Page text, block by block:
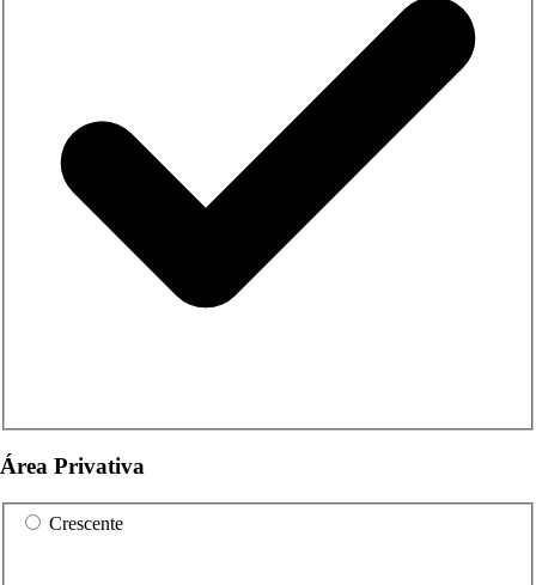
Área Privativa
Crescente